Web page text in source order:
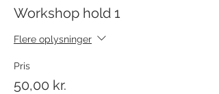
Workshop hold 1
Flere oplysninger
Pris
50,00 kr.